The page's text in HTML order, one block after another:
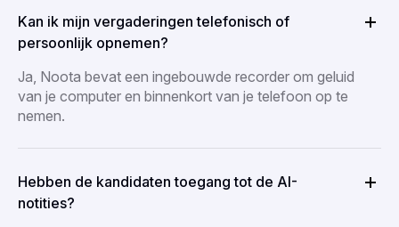
Kan ik mijn vergaderingen telefonisch of
persoonlijk opnemen?
Ja, Noota bevat een ingebouwde recorder om geluid
van je computer en binnenkort van je telefoon op te
nemen.
Hebben de kandidaten toegang tot de AI-
notities?